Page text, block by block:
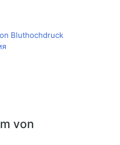
Bluthochdruck
von